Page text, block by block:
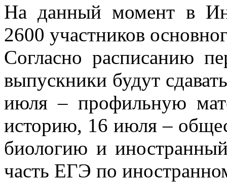
На данный момент в
2600 участников
Согласно расписанию
выпускники будут
июля – профильную
историю, 16 июля –
биологию и
часть ЕГЭ по